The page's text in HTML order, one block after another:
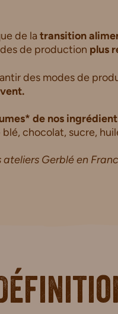
de la transition
de production plus
des modes de
de nos
chocolat, sucre,
ateliers Gerblé en